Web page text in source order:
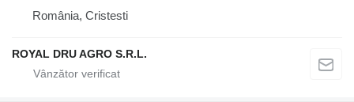
România, Cristesti
ROYAL DRU AGRO S.R.L.